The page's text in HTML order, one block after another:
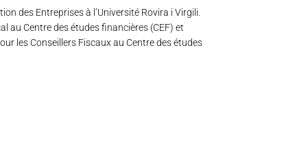
des Entreprises à l’Université Rovira i Virgili.
au Centre des études financières (CEF) et
les Conseillers Fiscaux au Centre des études